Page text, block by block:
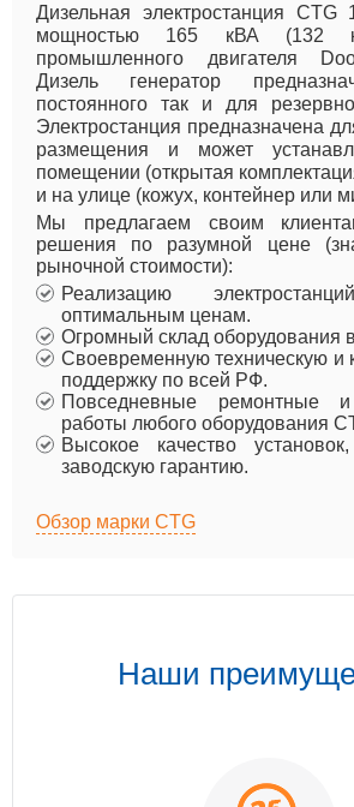
Дизельная электростанция CTG
мощностью 165 кВА (132
промышленного двигателя
Дизель генератор
постоянного так и для
Электростанция предназначена
размещения и может
помещении (открытая
и на улице (кожух, контейнер или
Мы предлагаем своим
решения по разумной цене
рыночной стоимости):
Реализацию
оптимальным ценам.
Огромный склад оборудования
Своевременную техническую и
поддержку по всей РФ.
Повседневные ремонтные
работы любого оборудования
Высокое качество
заводскую гарантию.
Обзор марки CTG
Наши